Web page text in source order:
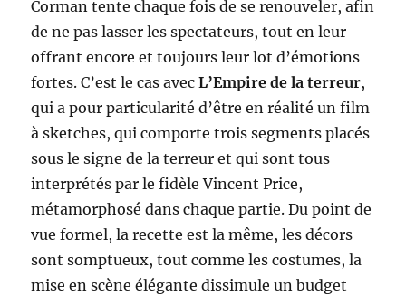
Corman tente chaque fois de se renouveler, afin
de ne pas lasser les spectateurs, tout en leur
offrant encore et toujours leur lot d’émotions
fortes. C’est le cas avecL’Empire de la terreur,
qui a pour particularité d’être en réalité un film
à sketches, qui comporte trois segments placés
sous le signe de la terreur et qui sont tous
interprétés par le fidèle Vincent Price,
métamorphosé dans chaque partie. Du point de
vue formel, la recette est la même, les décors
sont somptueux, tout comme les costumes, la
mise en scène élégante dissimule un budget